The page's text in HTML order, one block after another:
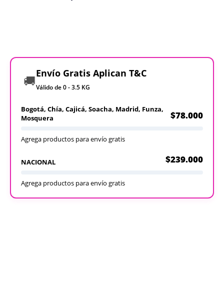
🚚 Envío Gratis Aplican T&C
Válido de 0 - 3.5 KG
Bogotá, Chía, Cajicá, Soacha, Madrid, Funza,
Mosquera
$78.000
Agrega productos para envío gratis
NACIONAL $239.000
Agrega productos para envío gratis